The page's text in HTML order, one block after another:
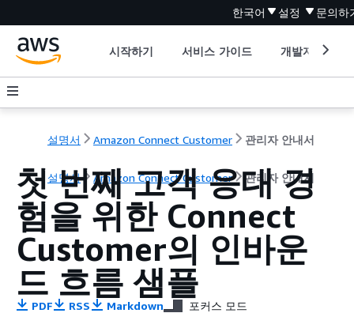
한국어 설정 문의하
시작하기 서비스 가이드 개발자 도구
설명서 Amazon Connect Customer 관리자 안내서
설명서 Amazon Connect Customer 관리자 안내서
첫 번째 고객 응대 경
험을 위한 Connect
Customer의 인바운
드 흐름 샘플
PDF RSS Markdown 포커스 모드